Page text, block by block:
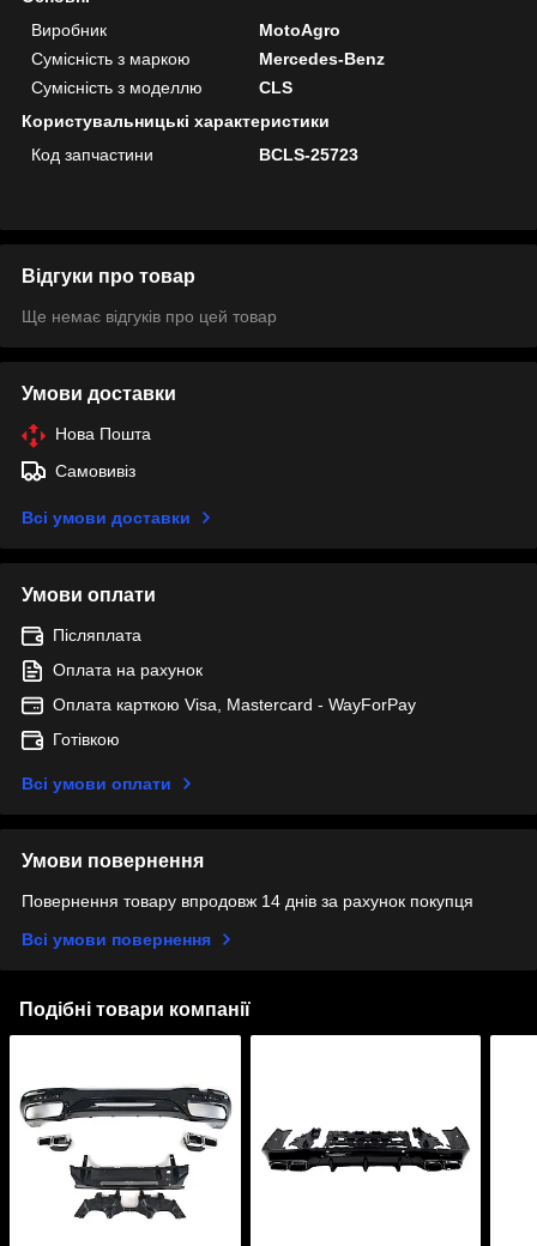
Виробник
MotoAgro
Сумісність з маркою
Mercedes-Benz
Сумісність з моделлю
CLS
Користувальницькі характеристики
Код запчастини
BCLS-25723
Відгуки про товар
Ще немає відгуків про цей товар
Умови доставки
Нова Пошта
Самовивіз
Всі умови доставки
Умови оплати
Післяплата
Оплата на рахунок
Оплата карткою Visa, Mastercard - WayForPay
Готівкою
Всі умови оплати
Умови повернення
Повернення товару впродовж 14 днів за рахунок покупця
Всі умови повернення
Подібні товари компанії